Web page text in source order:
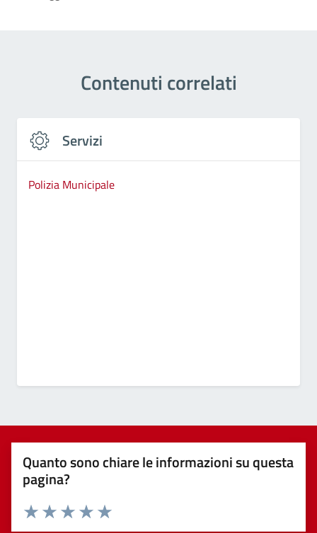
Contenuti correlati
Servizi
Polizia Municipale
Quanto sono chiare le informazioni su questa
pagina?
Valuta 5 stelle su 5
Valuta 4 stelle su 5
Valuta 3 stelle su 5
Valuta 2 stelle su 5
Valuta 1 stelle su 5